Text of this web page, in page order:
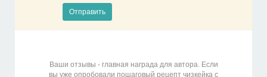
Отправить
Ваши отзывы - главная награда для автора. Если
вы уже опробовали пошаговый рецепт чизкейка с